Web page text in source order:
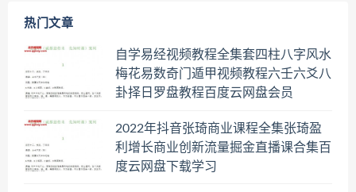
热门文章
自学易经视频教程全集套四柱八字风水
梅花易数奇门遁甲视频教程六壬六爻八
卦择日罗盘教程百度云网盘会员
2022年抖音张琦商业课程全集张琦盈
利增长商业创新流量掘金直播课合集百
度云网盘下载学习